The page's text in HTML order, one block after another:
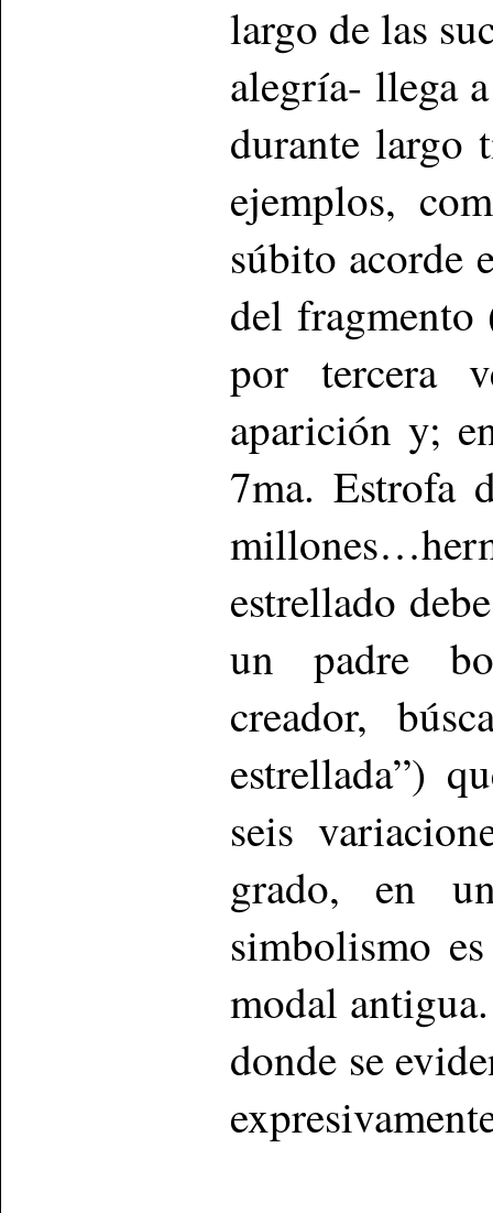
largo de las
alegría- llega
durante largo
ejemplos,
súbito acorde
del fragmento
por tercera
aparición y;
7ma. Estrofa
estrellado
un padre
creador,
estrellada”)
seis
grado, en
simbolismo
modal
donde se